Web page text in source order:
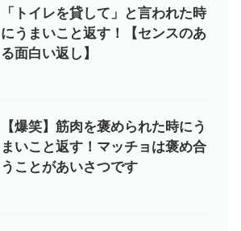
「トイレを貸して」と言われた時
にうまいこと返す！【センスのあ
る面白い返し】
【爆笑】筋肉を褒められた時にう
まいこと返す！マッチョは褒め合
うことがあいさつです